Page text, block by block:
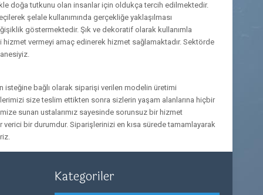
doğa tutkunu olan insanlar için oldukça tercih edilmektedir.
şelale kullanımında gerçekliğe yaklaşılması
göstermektedir. Şık ve dekoratif olarak kullanımla
hizmet vermeyi amaç edinerek hizmet sağlamaktadır. Sektörde
isteğine bağlı olarak siparişi verilen modelin üretimi
size teslim ettikten sonra sizlerin yaşam alanlarına hiçbir
sunan ustalarımız sayesinde sorunsuz bir hizmet
bir durumdur. Siparişlerinizi en kısa sürede tamamlayarak
Kategoriler